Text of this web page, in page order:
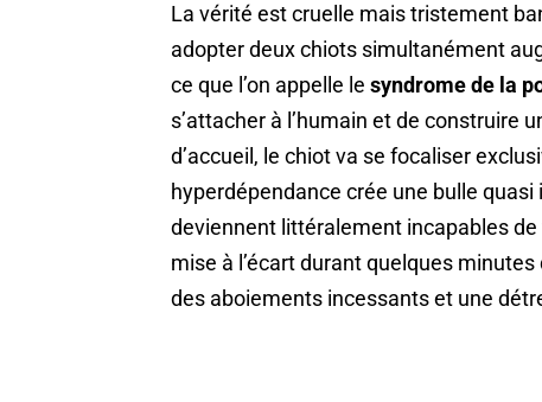
La vérité est cruelle mais tristement
adopter deux chiots simultanément
ce que l’on appelle le syndrome de la
s’attacher à l’humain et de construire
d’accueil, le chiot va se focaliser
hyperdépendance crée une bulle
deviennent littéralement incapables de
mise à l’écart durant quelques
des aboiements incessants et une